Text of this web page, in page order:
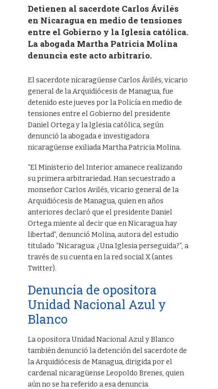
Detienen al sacerdote Carlos Ávilés
en Nicaragua en medio de tensiones
entre el Gobierno y la Iglesia católica.
La abogada Martha Patricia Molina
denuncia este acto arbitrario.
El sacerdote nicaragüense Carlos Ávilés, vicario
general de la Arquidiócesis de Managua, fue
detenido este jueves por la Policía en medio de
tensiones entre el Gobierno del presidente
Daniel Ortega y la Iglesia católica, según
denunció la abogada e investigadora
nicaragüense exiliada Martha Patricia Molina.
“El Ministerio del Interior amanece realizando
su primera arbitrariedad. Han secuestrado a
monseñor Carlos Avilés, vicario general de la
Arquidiócesis de Managua, quien en años
anteriores declaró que el presidente Daniel
Ortega miente al decir que en Nicaragua hay
libertad”, denunció Molina, autora del estudio
titulado “Nicaragua: ¿Una Iglesia perseguida?”, a
través de su cuenta en la red social X (antes
Twitter).
Denuncia de opositora
Unidad Nacional Azul y
Blanco
La opositora Unidad Nacional Azul y Blanco
también denunció la detención del sacerdote de
la Arquidiócesis de Managua, dirigida por el
cardenal nicaragüense Leopoldo Brenes, quien
aún no se ha referido a esa denuncia.